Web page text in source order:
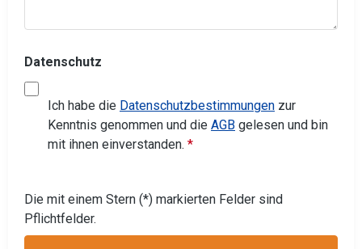
Datenschutz
Ich habe die Datenschutzbestimmungen zur
Kenntnis genommen und die AGB gelesen und bin
mit ihnen einverstanden. *
Die mit einem Stern (*) markierten Felder sind
Pflichtfelder.